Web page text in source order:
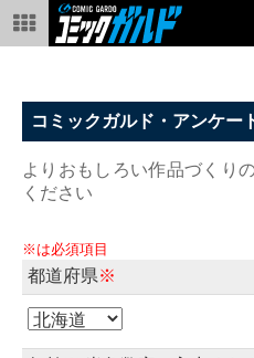
コミックガルド・アンケー
よりおもしろい作品づくり
ください
※は必須項目
都道府県※